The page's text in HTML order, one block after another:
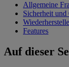
Allgemeine
Sicherheit
Features
Auf dieser